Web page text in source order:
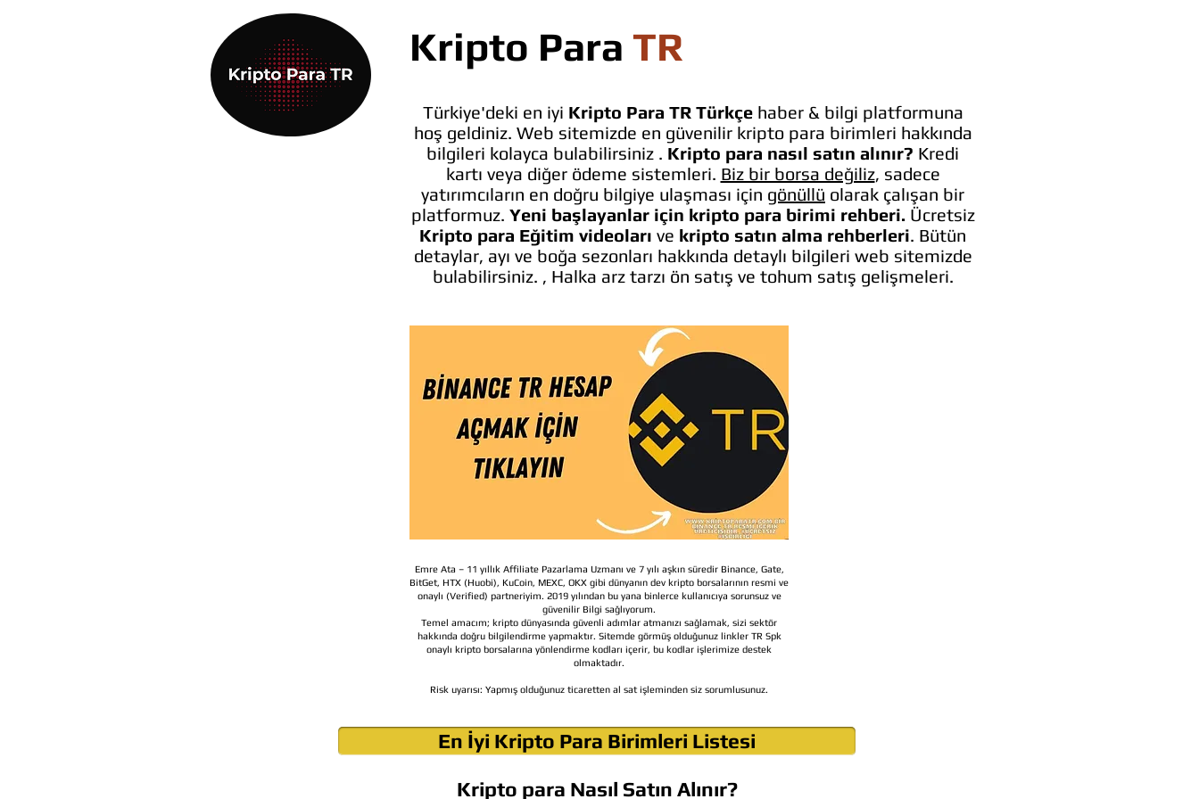
Kripto Para TR
Türkiye'deki en iyi Kripto Para TR Türkçe haber & bilgi platformuna
hoş geldiniz. Web sitemizde en güvenilir kripto para birimleri hakkında
bilgileri kolayca bulabilirsiniz . Kripto para nasıl satın alınır? Kredi
kartı veya diğer ödeme sistemleri. Biz bir borsa değiliz, sadece
yatırımcıların en doğru bilgiye ulaşması için gönüllü olarak çalışan bir
platformuz. Yeni başlayanlar için kripto para birimi rehberi. Ücretsiz
Kripto para Eğitim videoları ve kripto satın alma rehberleri. Bütün
detaylar, ayı ve boğa sezonları hakkında detaylı bilgileri web sitemizde
bulabilirsiniz. , Halka arz tarzı ön satış ve tohum satış gelişmeleri.
Emre Ata – 11 yıllık Affiliate Pazarlama Uzmanı ve 7 yılı aşkın süredir Binance, Gate,
BitGet, HTX (Huobi), KuCoin, MEXC, OKX gibi dünyanın dev kripto borsalarının resmi ve
onaylı (Verified) partneriyim. 2019 yılından bu yana binlerce kullanıcıya sorunsuz ve
güvenilir Bilgi sağlıyorum.
Temel amacım; kripto dünyasında güvenli adımlar atmanızı sağlamak, sizi sektör
hakkında doğru bilgilendirme yapmaktır. Sitemde görmüş olduğunuz linkler TR Spk
onaylı kripto borsalarına yönlendirme kodları içerir, bu kodlar işlerimize destek
olmaktadır.
Risk uyarısı: Yapmış olduğunuz ticaretten al sat işleminden siz sorumlusunuz.
En İyi Kripto Para Birimleri Listesi
Kripto para Nasıl Satın Alınır?